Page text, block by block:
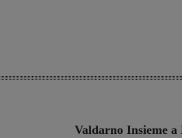
Valdarno Insieme